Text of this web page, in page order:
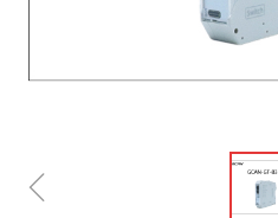
ꁆ